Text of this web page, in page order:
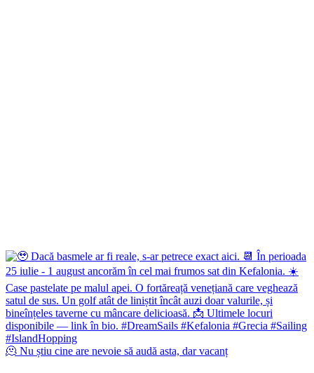
🫠 Nu știu cine are nevoie să audă asta, dar vacanț